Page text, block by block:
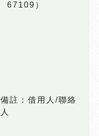
67109）
備註：借用人/聯絡
人